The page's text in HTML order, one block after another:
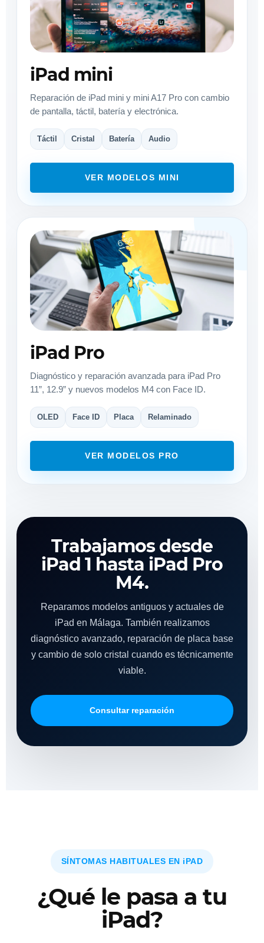
iPad mini
Reparación de iPad mini y mini A17 Pro con cambio
de pantalla, táctil, batería y electrónica.
Táctil Cristal Batería Audio
VER MODELOS MINI
iPad Pro
Diagnóstico y reparación avanzada para iPad Pro
11”, 12.9” y nuevos modelos M4 con Face ID.
OLED Face ID Placa Relaminado
VER MODELOS PRO
Trabajamos desde
iPad 1 hasta iPad Pro
M4.
Reparamos modelos antiguos y actuales de
iPad en Málaga. También realizamos
diagnóstico avanzado, reparación de placa base
y cambio de solo cristal cuando es técnicamente
viable.
Consultar reparación
SÍNTOMAS HABITUALES EN iPAD
¿Qué le pasa a tu
iPad?